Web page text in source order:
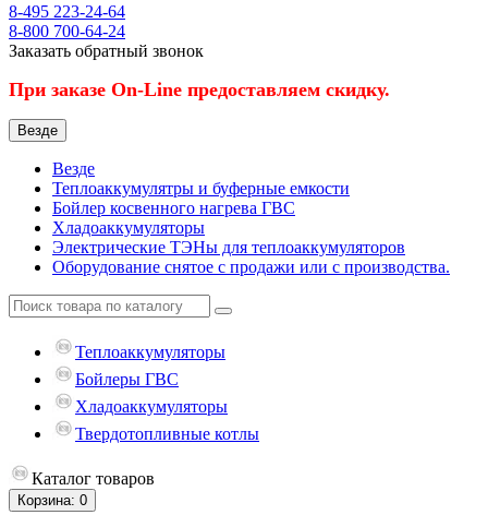
8-495 223-24-64
8-800 700-64-24
Заказать обратный звонок
При заказе On-Line предоставляем скидку.
Везде
Везде
Теплоаккумулятры и буферные емкости
Бойлер косвенного нагрева ГВС
Хладоаккумуляторы
Электрические ТЭНы для теплоаккумуляторов
Оборудование снятое с продажи или с производства.
Теплоаккумуляторы
Бойлеры ГВС
Хладоаккумуляторы
Твердотопливные котлы
Каталог товаров
Корзина: 0